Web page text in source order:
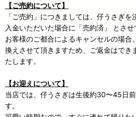
【ご売約について】
「ご売約」につきましては、仔うさぎ
入金いただいた場合に「売約済」 とさせ
お客様のご都合によるキャンセルの場合
換えさせて頂きますため、ご返金はでき
たします。
【お迎えについて】
当店では、仔うさぎは生後約30〜45日
す。